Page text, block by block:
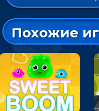
Похожие